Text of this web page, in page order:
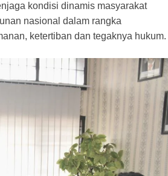
kondisi dinamis masyarakat
nasional dalam rangka
ketertiban dan tegaknya hukum.